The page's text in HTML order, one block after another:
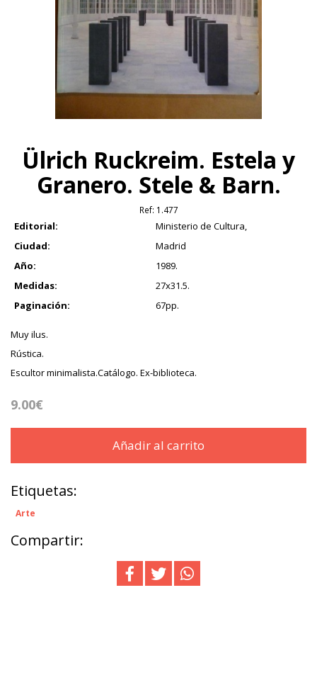
Ülrich Ruckreim. Estela y
Granero. Stele & Barn.
Ref: 1.477
Editorial:
Ministerio de Cultura,
Ciudad:
Madrid
Año:
1989.
Medidas:
27x31.5.
Paginación:
67pp.
Muy ilus.
Rústica.
Escultor minimalista.Catálogo. Ex-biblioteca.
9.00€
Añadir al carrito
Etiquetas:
Arte
Compartir: